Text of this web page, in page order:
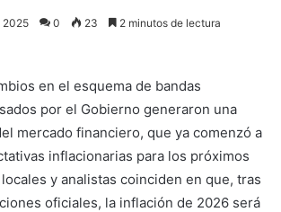
2025 0 23 2 minutos de lectura
en el esquema de bandas
por el Gobierno generaron una
mercado financiero, que ya comenzó a
inflacionarias para los próximos
y analistas coinciden en que, tras
oficiales, la inflación de 2026 será